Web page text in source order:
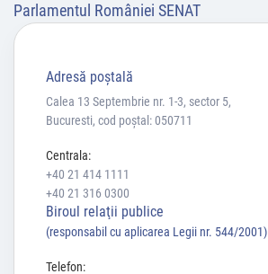
Parlamentul României SENAT
Adresă poştală
Calea 13 Septembrie nr. 1-3, sector 5,
Bucuresti, cod poștal: 050711
Centrala:
+40 21 414 1111
+40 21 316 0300
Biroul relaţii publice
(responsabil cu aplicarea Legii nr. 544/2001)
Telefon: